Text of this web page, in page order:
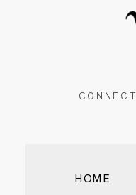
HOME
CONNECT